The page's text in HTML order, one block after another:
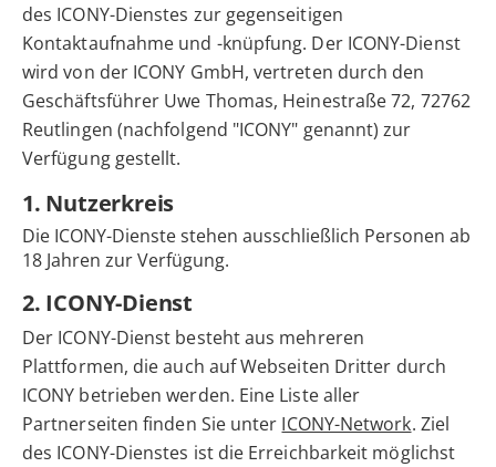
des ICONY-Dienstes zur gegenseitigen
Kontaktaufnahme und -knüpfung. Der ICONY-Dienst
wird von der ICONY GmbH, vertreten durch den
Geschäftsführer Uwe Thomas, Heinestraße 72, 72762
Reutlingen (nachfolgend "ICONY" genannt) zur
Verfügung gestellt.
1. Nutzerkreis
Die ICONY-Dienste stehen ausschließlich Personen ab
18 Jahren zur Verfügung.
2. ICONY-Dienst
Der ICONY-Dienst besteht aus mehreren
Plattformen, die auch auf Webseiten Dritter durch
ICONY betrieben werden. Eine Liste aller
Partnerseiten finden Sie unter ICONY-Network. Ziel
des ICONY-Dienstes ist die Erreichbarkeit möglichst